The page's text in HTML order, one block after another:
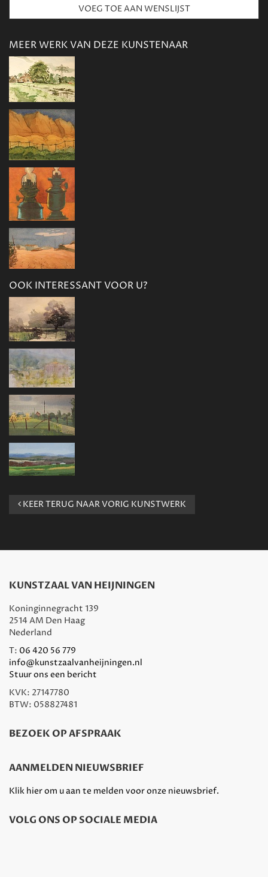
MEER WERK VAN DEZE KUNSTENAAR
OOK INTERESSANT VOOR U?
KEER TERUG NAAR VORIG KUNSTWERK
KUNSTZAAL VAN HEIJNINGEN
Koninginnegracht 139
2514 AM Den Haag
Nederland
T: 06 420 56 779
info@kunstzaalvanheijningen.nl
Stuur ons een bericht
KVK: 27147780
BTW: 058827481
BEZOEK OP AFSPRAAK
AANMELDEN NIEUWSBRIEF
Klik hier om u aan te melden voor onze nieuwsbrief.
VOLG ONS OP SOCIALE MEDIA